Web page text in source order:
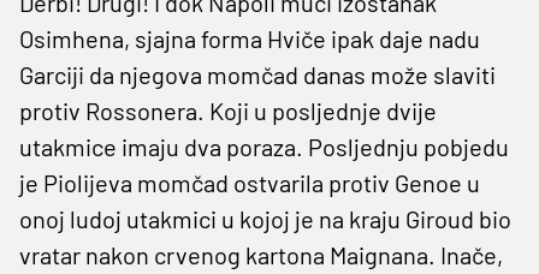
Osimhena, sjajna forma Hviče ipak daje nadu
Garciji da njegova momčad danas može slaviti
protiv Rossonera. Koji u posljednje dvije
utakmice imaju dva poraza. Posljednju pobjedu
je Piolijeva momčad ostvarila protiv Genoe u
onoj ludoj utakmici u kojoj je na kraju Giroud bio
vratar nakon crvenog kartona Maignana. Inače,